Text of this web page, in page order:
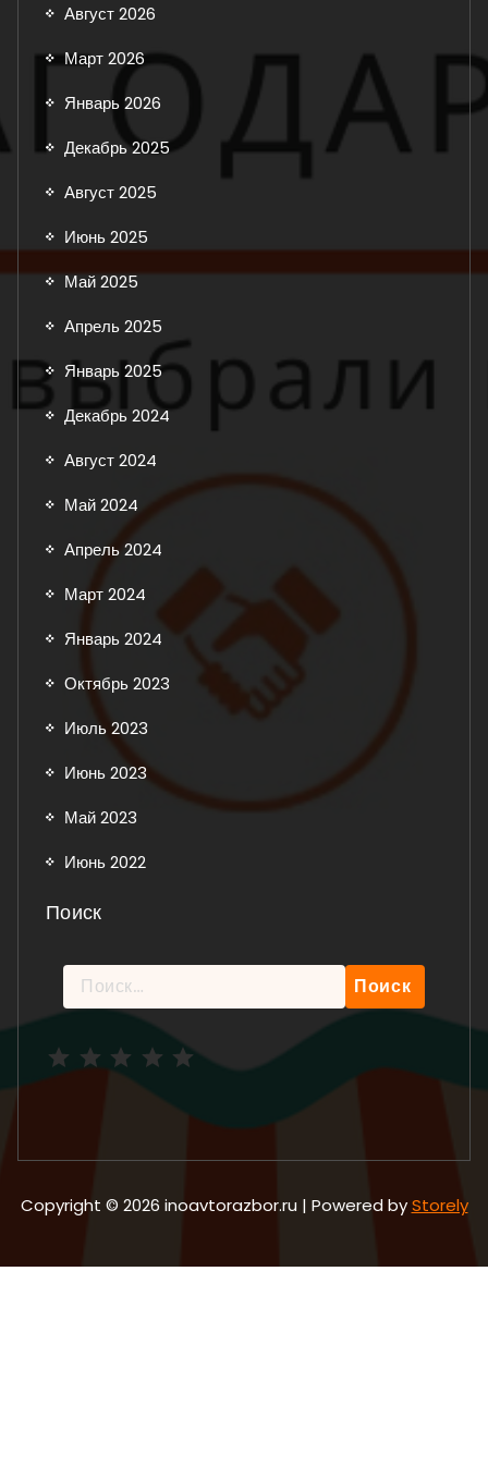
Август 2026
Март 2026
Январь 2026
Декабрь 2025
Август 2025
Июнь 2025
Май 2025
Апрель 2025
Январь 2025
Декабрь 2024
Август 2024
Май 2024
Апрель 2024
Март 2024
Январь 2024
Октябрь 2023
Июль 2023
Июнь 2023
Май 2023
Июнь 2022
Поиск
Найти:
Copyright © 2026 inoavtorazbor.ru | Powered byStorely